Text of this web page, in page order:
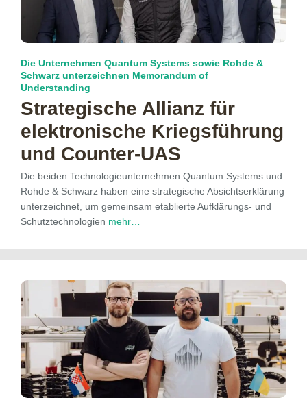
Die Unternehmen Quantum Systems sowie Rohde &
Schwarz unterzeichnen Memorandum of
Understanding
Strategische Allianz für
elektronische Kriegsführung
und Counter-UAS
Die beiden Technologieunternehmen Quantum Systems und
Rohde & Schwarz haben eine strategische Absichtserklärung
unterzeichnet, um gemeinsam etablierte Aufklärungs- und
Schutztechnologien mehr…